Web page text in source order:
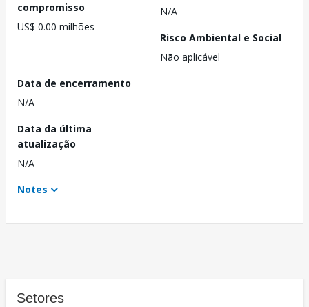
compromisso
US$ 0.00 milhões
N/A
Risco Ambiental e Social
Não aplicável
Data de encerramento
N/A
Data da última
atualização
N/A
Notes
Setores